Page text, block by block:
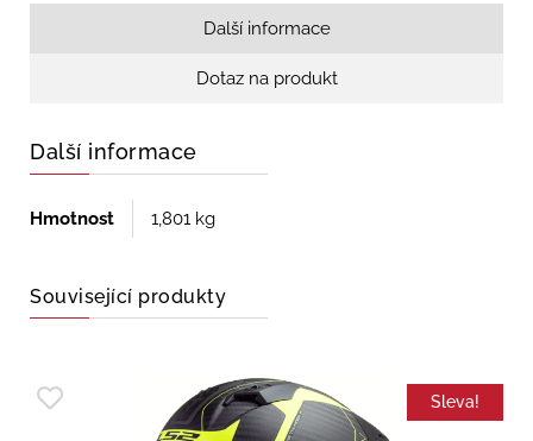
Další informace
Dotaz na produkt
Další informace
Hmotnost 1,801 kg
Související produkty
Sleva!